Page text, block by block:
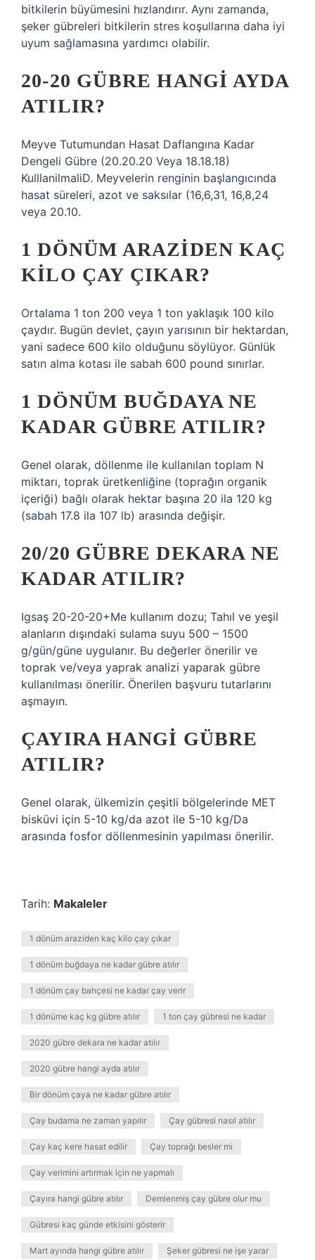
bitkilerin büyümesini hızlandırır. Aynı zamanda,
şeker gübreleri bitkilerin stres koşullarına daha iyi
uyum sağlamasına yardımcı olabilir.
20-20 GÜBRE HANGI AYDA
ATILIR?
Meyve Tutumundan Hasat Daflangına Kadar
Dengeli Gübre (20.20.20 Veya 18.18.18)
KulllanilmaliD. Meyvelerin renginin başlangıcında
hasat süreleri, azot ve saksılar (16,6,31, 16,8,24
veya 20.10.
1 DÖNÜM ARAZIDEN KAÇ
KILO ÇAY ÇIKAR?
Ortalama 1 ton 200 veya 1 ton yaklaşık 100 kilo
çaydır. Bugün devlet, çayın yarısının bir hektardan,
yani sadece 600 kilo olduğunu söylüyor. Günlük
satın alma kotası ile sabah 600 pound sınırlar.
1 DÖNÜM BUĞDAYA NE
KADAR GÜBRE ATILIR?
Genel olarak, döllenme ile kullanılan toplam N
miktarı, toprak üretkenliğine (toprağın organik
içeriği) bağlı olarak hektar başına 20 ila 120 kg
(sabah 17.8 ila 107 lb) arasında değişir.
20/20 GÜBRE DEKARA NE
KADAR ATILIR?
Igsaş 20-20-20+Me kullanım dozu; Tahıl ve yeşil
alanların dışındaki sulama suyu 500 – 1500
g/gün/güne uygulanır. Bu değerler önerilir ve
toprak ve/veya yaprak analizi yaparak gübre
kullanılması önerilir. Önerilen başvuru tutarlarını
aşmayın.
ÇAYIRA HANGI GÜBRE
ATILIR?
Genel olarak, ülkemizin çeşitli bölgelerinde MET
bisküvi için 5-10 kg/da azot ile 5-10 kg/Da
arasında fosfor döllenmesinin yapılması önerilir.
Tarih: Makaleler
1 dönüm araziden kaç kilo çay çıkar
1 dönüm buğdaya ne kadar gübre atılır
1 dönüm çay bahçesi ne kadar çay verir
1 dönüme kaç kg gübre atılır 1 ton çay gübresi ne kadar
2020 gübre dekara ne kadar atılır
2020 gübre hangi ayda atılır
Bir dönüm çaya ne kadar gübre atılır
Çay budama ne zaman yapılır Çay gübresi nasıl atılır
Çay kaç kere hasat edilir Çay toprağı besler mi
Çay verimini artırmak için ne yapmalı
Çayıra hangi gübre atılır Demlenmiş çay gübre olur mu
Gübresi kaç günde etkisini gösterir
Mart ayında hangi gübre atılır Şeker gübresi ne işe yarar